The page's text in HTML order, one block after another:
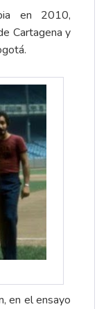
en 2010,
Cartagena y
en el ensayo